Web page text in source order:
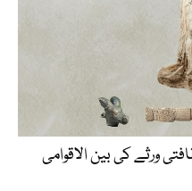
ورثے کی بین الاقوامی